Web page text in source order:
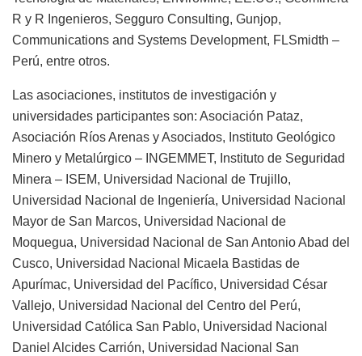
R y R Ingenieros, Segguro Consulting, Gunjop,
Communications and Systems Development, FLSmidth –
Perú, entre otros.
Las asociaciones, institutos de investigación y
universidades participantes son: Asociación Pataz,
Asociación Ríos Arenas y Asociados, Instituto Geológico
Minero y Metalúrgico – INGEMMET, Instituto de Seguridad
Minera – ISEM, Universidad Nacional de Trujillo,
Universidad Nacional de Ingeniería, Universidad Nacional
Mayor de San Marcos, Universidad Nacional de
Moquegua, Universidad Nacional de San Antonio Abad del
Cusco, Universidad Nacional Micaela Bastidas de
Apurímac, Universidad del Pacífico, Universidad César
Vallejo, Universidad Nacional del Centro del Perú,
Universidad Católica San Pablo, Universidad Nacional
Daniel Alcides Carrión, Universidad Nacional San